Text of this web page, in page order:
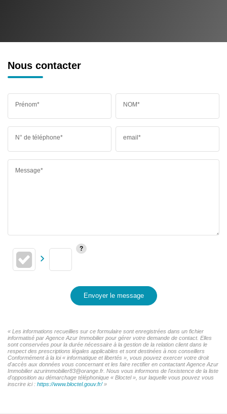
Nous contacter
Prénom* NOM*
N° de téléphone* email*
Message*
Envoyer le message
« Les informations recueillies sur ce formulaire sont enregistrées dans un fichier
informatisé par Agence Azur Immobilier pour gérer votre demande de contact. Elles
sont conservées pour la durée nécessaire à la gestion de la relation client dans le
respect des prescriptions légales applicables et sont destinées à nos conseillers
Conformément à la loi « informatique et libertés », vous pouvez exercer votre droit
d'accès aux données vous concernant et les faire rectifier en contactant Agence Azur
Immobilier azurimmobilier83@orange.fr. Nous vous informons de l'existence de la liste
d'opposition au démarchage téléphonique « Bloctel », sur laquelle vous pouvez vous
inscrire ici : https://www.bloctel.gouv.fr/»